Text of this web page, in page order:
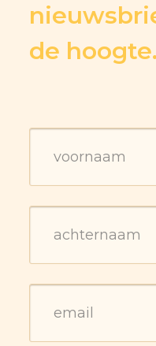
de hoogte.